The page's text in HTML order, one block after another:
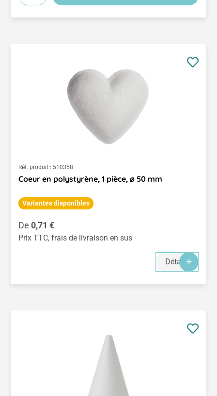
Réf. produit : 510358
Coeur en polystyrène, 1 pièce, ø 50 mm
Variantes disponibles
Prix régulier :
De 0,71 €
Prix TTC, frais de livraison en sus
Détails